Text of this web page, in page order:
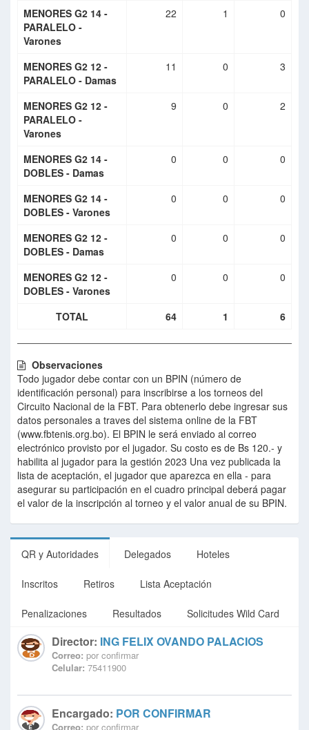
MENORES G2 14 -
PARALELO -
Varones
22 1 0
MENORES G2 12 -
PARALELO - Damas
11 0 3
MENORES G2 12 -
PARALELO -
Varones
9 0 2
MENORES G2 14 -
DOBLES - Damas
0 0 0
MENORES G2 14 -
DOBLES - Varones
0 0 0
MENORES G2 12 -
DOBLES - Damas
0 0 0
MENORES G2 12 -
DOBLES - Varones
0 0 0
TOTAL 64 1 6
Observaciones
Todo jugador debe contar con un BPIN (número de
identificación personal) para inscribirse a los torneos del
Circuito Nacional de la FBT. Para obtenerlo debe ingresar sus
datos personales a traves del sistema online de la FBT
(www.fbtenis.org.bo). El BPIN le será enviado al correo
electrónico provisto por el jugador. Su costo es de Bs 120.- y
habilita al jugador para la gestión 2023 Una vez publicada la
lista de aceptación, el jugador que aparezca en ella - para
asegurar su participación en el cuadro principal deberá pagar
el valor de la inscripción al torneo y el valor anual de su BPIN.
QR y Autoridades Delegados Hoteles
Inscritos Retiros Lista Aceptación
Penalizaciones Resultados Solicitudes Wild Card
Director: ING FELIX OVANDO PALACIOS
Correo: por confirmar
Celular: 75411900
Encargado: POR CONFIRMAR
Correo: por confirmar